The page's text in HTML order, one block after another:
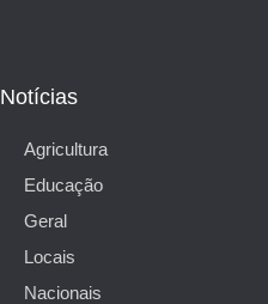
Notícias
Agricultura
Educação
Geral
Locais
Nacionais